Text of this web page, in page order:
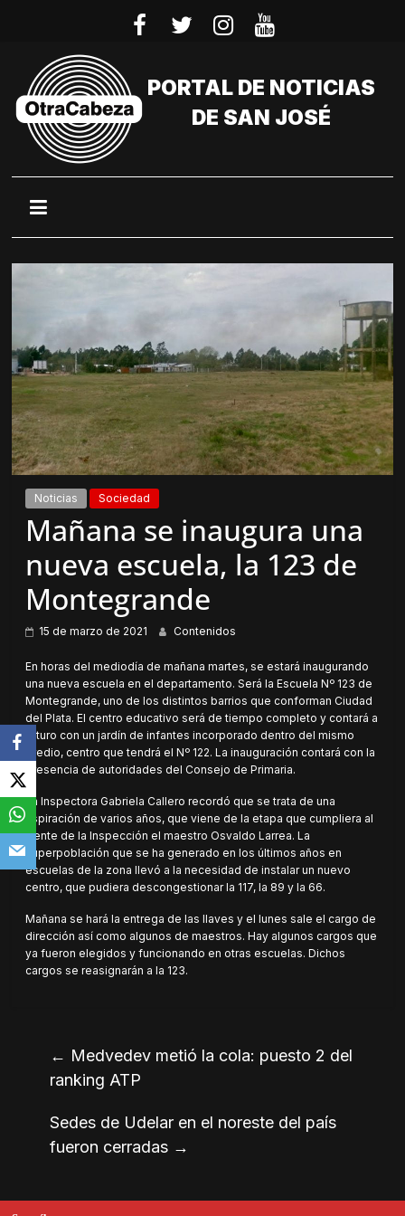
PORTAL DE NOTICIAS
DE SAN JOSÉ
Noticias Sociedad
Mañana se inaugura una
nueva escuela, la 123 de
Montegrande
15 de marzo de 2021 Contenidos
En horas del mediodía de mañana martes, se estará inaugurando
una nueva escuela en el departamento. Será la Escuela Nº 123 de
Montegrande, uno de los distintos barrios que conforman Ciudad
del Plata. El centro educativo será de tiempo completo y contará a
futuro con un jardín de infantes incorporado dentro del mismo
predio, centro que tendrá el Nº 122. La inauguración contará con la
presencia de autoridades del Consejo de Primaria.
La Inspectora Gabriela Callero recordó que se trata de una
aspiración de varios años, que viene de la etapa que cumpliera al
frente de la Inspección el maestro Osvaldo Larrea. La
superpoblación que se ha generado en los últimos años en
escuelas de la zona llevó a la necesidad de instalar un nuevo
centro, que pudiera descongestionar la 117, la 89 y la 66.
Mañana se hará la entrega de las llaves y el lunes sale el cargo de
dirección así como algunos de maestros. Hay algunos cargos que
ya fueron elegidos y funcionando en otras escuelas. Dichos
cargos se reasignarán a la 123.
← Medvedev metió la cola: puesto 2 del
ranking ATP
Sedes de Udelar en el noreste del país
fueron cerradas →